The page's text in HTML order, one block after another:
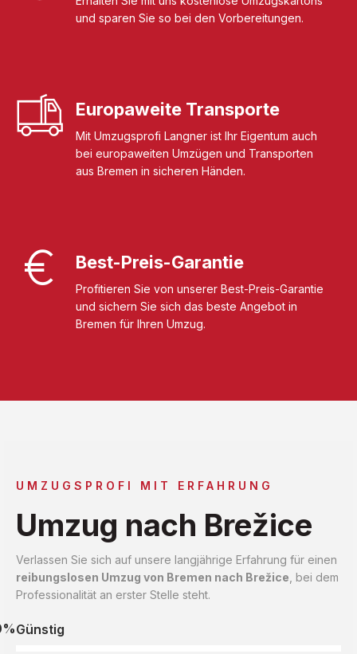
und sparen Sie so bei den Vorbereitungen.
Europaweite Transporte
Mit Umzugsprofi Langner ist Ihr Eigentum auch
bei europaweiten Umzügen und Transporten
aus Bremen in sicheren Händen.
Best-Preis-Garantie
Profitieren Sie von unserer Best-Preis-Garantie
und sichern Sie sich das beste Angebot in
Bremen für Ihren Umzug.
UMZUGSPROFI MIT ERFAHRUNG
Umzug nach Brežice
Verlassen Sie sich auf unsere langjährige Erfahrung für einen
reibungslosen Umzug von Bremen nach Brežice , bei dem
Professionalität an erster Stelle steht.
Günstig